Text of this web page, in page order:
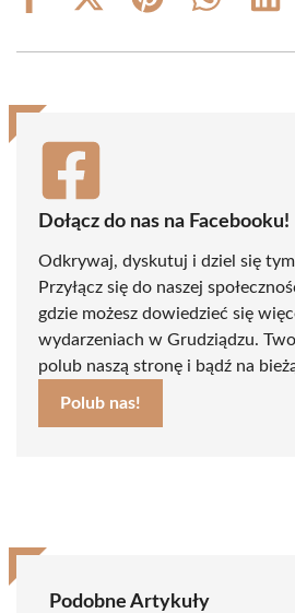
Share
(Twitter)
Share
Share
Dołącz do nas na Facebooku!
Odkrywaj, dyskutuj i dziel się
Przyłącz się do naszej
gdzie możesz dowiedzieć się
wydarzeniach w Grudziądzu.
polub naszą stronę i bądź na
Polub nas!
Podobne Artykuły